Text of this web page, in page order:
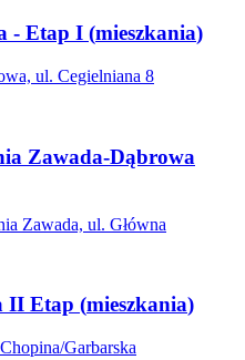
- Etap I (mieszkania)
ul. Cegielniana 8
Zawada-Dąbrowa
Zawada, ul. Główna
II Etap (mieszkania)
Garbarska